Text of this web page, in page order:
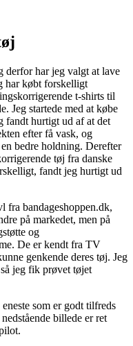
derfor har jeg valgt at lave
har købt forskelligt
t-shirts til
Jeg startede med at købe
fandt hurtigt ud af at det
efter få vask, og
bedre holdning. Derefter
tøj fra danske
fandt jeg hurtigt ud
fra bandageshoppen.dk,
på markedet, men på
og
De er kendt fra TV
genkende deres tøj. Jeg
jeg fik prøvet tøjet
som er godt tilfreds
billede er ret